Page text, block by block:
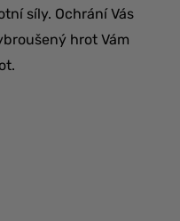
síly. Ochrání Vás
hrot Vám